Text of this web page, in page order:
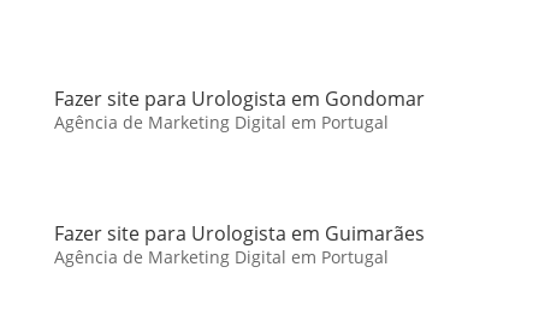
Fazer site para Urologista em Gondomar
Agência de Marketing Digital em Portugal
Fazer site para Urologista em Guimarães
Agência de Marketing Digital em Portugal